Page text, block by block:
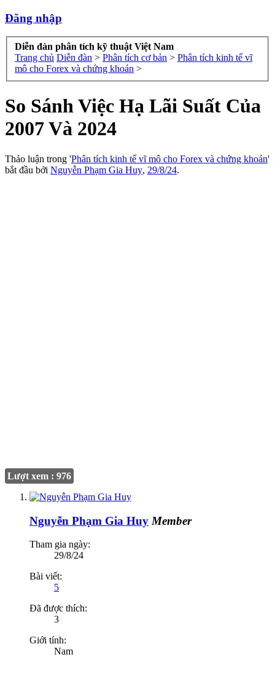
Đăng nhập
Diễn đàn phân tích kỹ thuật Việt Nam
Trang chủ Diễn đàn > Phân tích cơ bản > Phân tích kinh tế vĩ
mô cho Forex và chứng khoán >
So Sánh Việc Hạ Lãi Suất Của
2007 Và 2024
Thảo luận trong 'Phân tích kinh tế vĩ mô cho Forex và chứng khoán'
bắt đầu bởi Nguyễn Phạm Gia Huy, 29/8/24.
Lượt xem : 976
Nguyễn Phạm Gia Huy Member
Tham gia ngày:
29/8/24
Bài viết:
5
Đã được thích:
3
Giới tính:
Nam